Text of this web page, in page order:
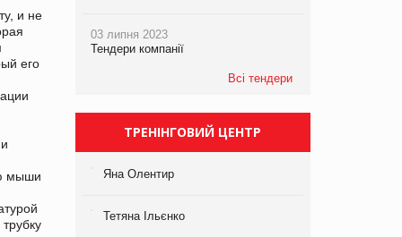
и не
его
мыши
03 липня 2023
Тендери компанії
Всі тендери
ТРЕНІНГОВИЙ ЦЕНТР
Яна Олентир
Тетяна Ільєнко